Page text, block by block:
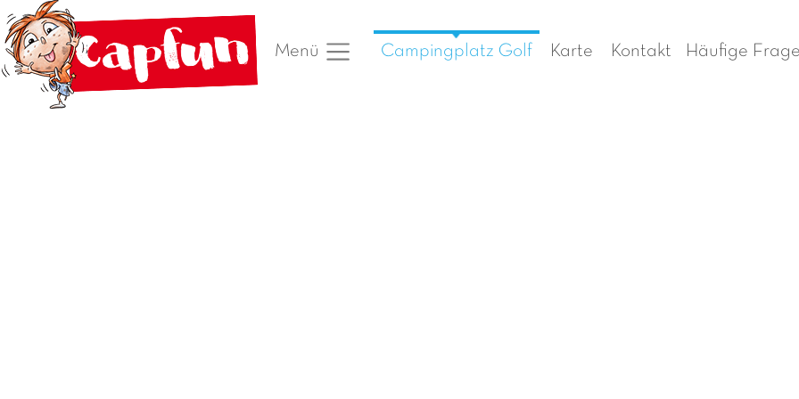
Menü Campingplatz Golf Karte Kontakt Häufige